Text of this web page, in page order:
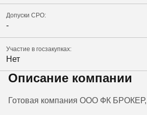
Допуски СРО:
-
Участие в госзакупках:
Нет
Описание компании
Готовая компания ООО ФК